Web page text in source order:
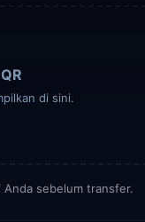
di sini.
Anda sebelum transfer.